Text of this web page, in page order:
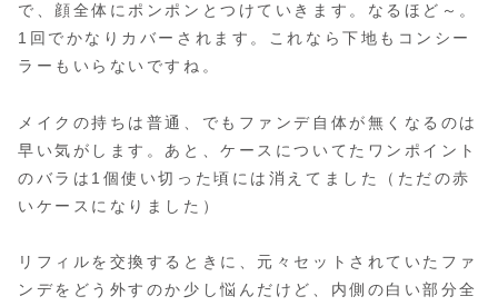
で、顔全体にポンポンとつけていきます。なるほど～。
1回でかなりカバーされます。これなら下地もコンシー
ラーもいらないですね。
メイクの持ちは普通、でもファンデ自体が無くなるのは
早い気がします。あと、ケースについてたワンポイント
のバラは1個使い切った頃には消えてました（ただの赤
いケースになりました）
リフィルを交換するときに、元々セットされていたファ
ンデをどう外すのか少し悩んだけど、内側の白い部分全